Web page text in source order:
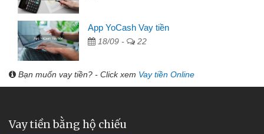
App YoCash Vay tiền
18/09 - 22
Bạn muốn vay tiền? - Click xem Vay tiền Online
Vay tiền bằng hộ chiếu